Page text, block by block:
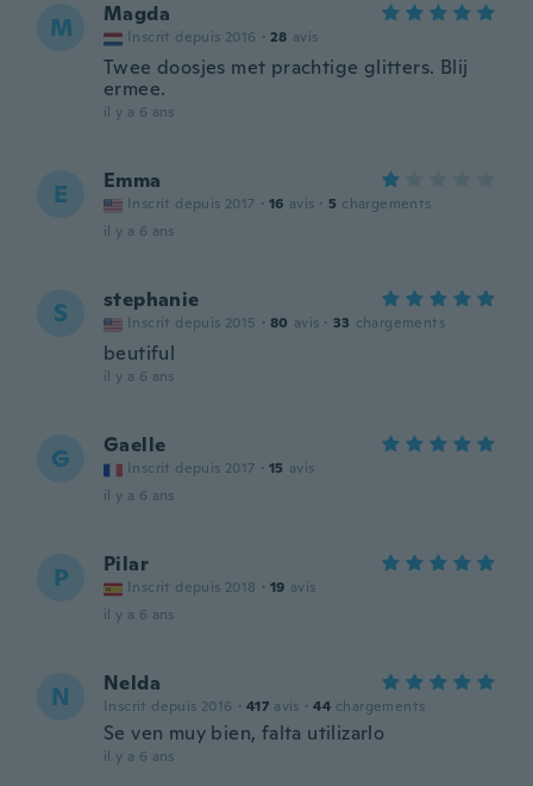
M Magda
Inscrit depuis 2016 · 28 avis
Twee doosjes met prachtige glitters. Blij
ermee.
il y a 6 ans
E Emma
Inscrit depuis 2017 · 16 avis · 5 chargements
il y a 6 ans
S stephanie
Inscrit depuis 2015 · 80 avis · 33 chargements
beutiful
il y a 6 ans
G Gaelle
Inscrit depuis 2017 · 15 avis
il y a 6 ans
P Pilar
Inscrit depuis 2018 · 19 avis
il y a 6 ans
N Nelda
Inscrit depuis 2016 · 417 avis · 44 chargements
Se ven muy bien, falta utilizarlo
il y a 6 ans